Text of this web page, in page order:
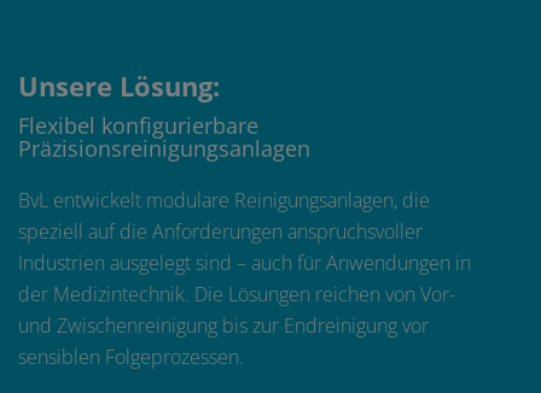
Unsere Lösung:
Flexibel konfigurierbare
Präzisionsreinigungsanlagen
BvL entwickelt modulare Reinigungsanlagen, die
speziell auf die Anforderungen anspruchsvoller
Industrien ausgelegt sind – auch für Anwendungen in
der Medizintechnik. Die Lösungen reichen von Vor-
und Zwischenreinigung bis zur Endreinigung vor
sensiblen Folgeprozessen.